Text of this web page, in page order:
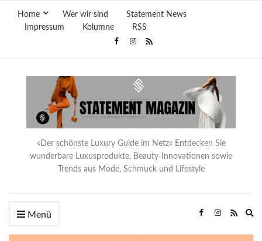
Home Wer wir sind
Statement News
Impressum
Kolumne RSS
«Der schönste Luxury Guide im Netz« Entdecken Sie
wunderbare Luxusprodukte, Beauty-Innovationen sowie
Trends aus Mode, Schmuck und Lifestyle
Menü